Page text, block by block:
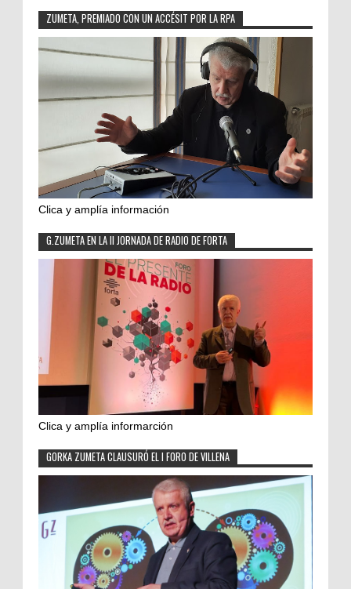
ZUMETA, PREMIADO CON UN ACCÉSIT POR LA RPA
Clica y amplía información
G.ZUMETA EN LA II JORNADA DE RADIO DE FORTA
Clica y amplía informarción
GORKA ZUMETA CLAUSURÓ EL I FORO DE VILLENA